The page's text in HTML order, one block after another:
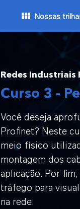
Nossas
Redes Industriais
Curso 3 -
Você deseja
Profinet? Neste
meio físico
montagem dos
aplicação. Por
tráfego para
na rede.